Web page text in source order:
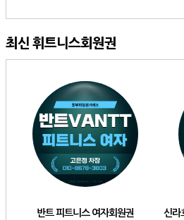
최신 휘트니스회원권
반트 피트니스 여자회원권 신라